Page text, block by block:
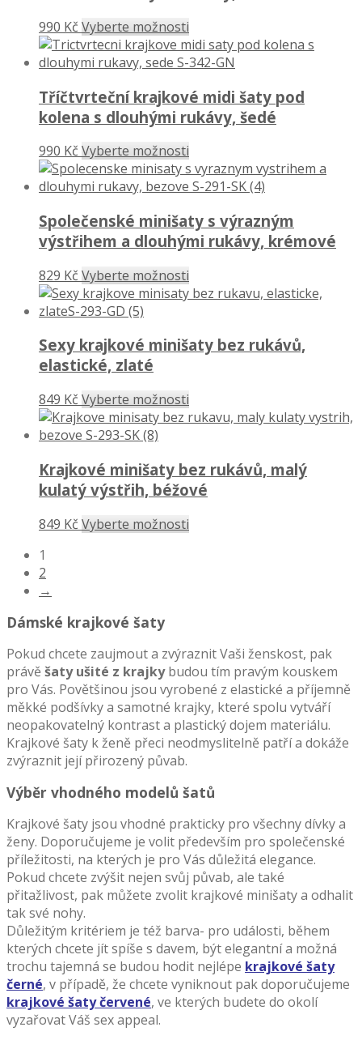
990 Kč Vyberte možnosti
Tříčtvrteční krajkové midi šaty pod
kolena s dlouhými rukávy, šedé
990 Kč Vyberte možnosti
Společenské minišaty s výrazným
výstřihem a dlouhými rukávy, krémové
829 Kč Vyberte možnosti
Sexy krajkové minišaty bez rukávů,
elastické, zlaté
849 Kč Vyberte možnosti
Krajkové minišaty bez rukávů, malý
kulatý výstřih, béžové
849 Kč Vyberte možnosti
1
2
→
Dámské krajkové šaty
Pokud chcete zaujmout a zvýraznit Vaši ženskost, pak
právě šaty ušité z krajkybudou tím pravým kouskem
pro Vás. Povětšinou jsou vyrobené z elastické a příjemně
měkké podšívky a samotné krajky, které spolu vytváří
neopakovatelný kontrast a plastický dojem materiálu.
Krajkové šaty k ženě přeci neodmyslitelně patří a dokáže
zvýraznit její přirozený půvab.
Výběr vhodného modelů šatů
Krajkové šaty jsou vhodné prakticky pro všechny dívky a
ženy. Doporučujeme je volit především pro společenské
příležitosti, na kterých je pro Vás důležitá elegance.
Pokud chcete zvýšit nejen svůj půvab, ale také
přitažlivost, pak můžete zvolit krajkové minišaty a odhalit
tak své nohy.
Důležitým kritériem je též barva- pro události, během
kterých chcete jít spíše s davem, být elegantní a možná
trochu tajemná se budou hodit nejlépe krajkové šaty
černé, v případě, že chcete vyniknout pak doporučujeme
krajkové šaty červené, ve kterých budete do okolí
vyzařovat Váš sex appeal.